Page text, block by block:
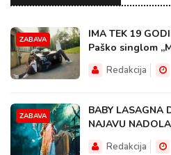
ZABAVA
IMA TEK 19
Paško singlom
Redakcija
ZABAVA
BABY LASAGNA
NAJAVU
Redakcija